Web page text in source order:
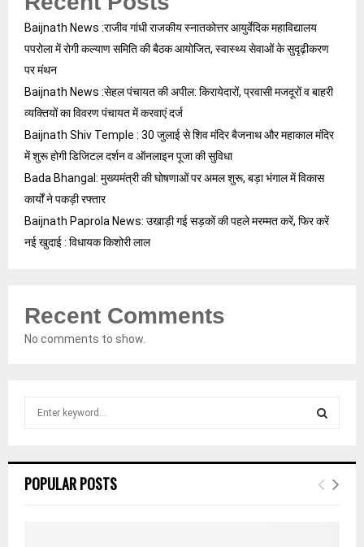
Baijnath News :राजीव गांधी राजकीय स्नातकोत्तर आयुर्वेदिक महाविद्यालय
पपरोला में रोगी कल्याण समिति की बैठक आयोजित, स्वास्थ्य सेवाओं के सुदृढ़ीकरण
पर मंथन
Baijnath News :सेहल पंचायत की अपील: किरायेदारों, प्रवासी मजदूरों व बाहरी
व्यक्तियों का विवरण पंचायत में करवाएं दर्ज
Baijnath Shiv Temple : 30 जुलाई से शिव मंदिर बैजनाथ और महाकाल मंदिर
में शुरू होगी डिजिटल दर्शन व ऑनलाइन पूजा की सुविधा
Bada Bhangal: मुख्यमंत्री की घोषणाओं पर अमल शुरू, बड़ा भंगाल में विकास
कार्यों ने पकड़ी रफ्तार
Baijnath Paprola News: उखाड़ी गई सड़कों की पहले मरम्मत करें, फिर करें
नई खुदाई : विधायक किशोरी लाल
Recent Comments
No comments to show.
h
E
POPULAR POSTS